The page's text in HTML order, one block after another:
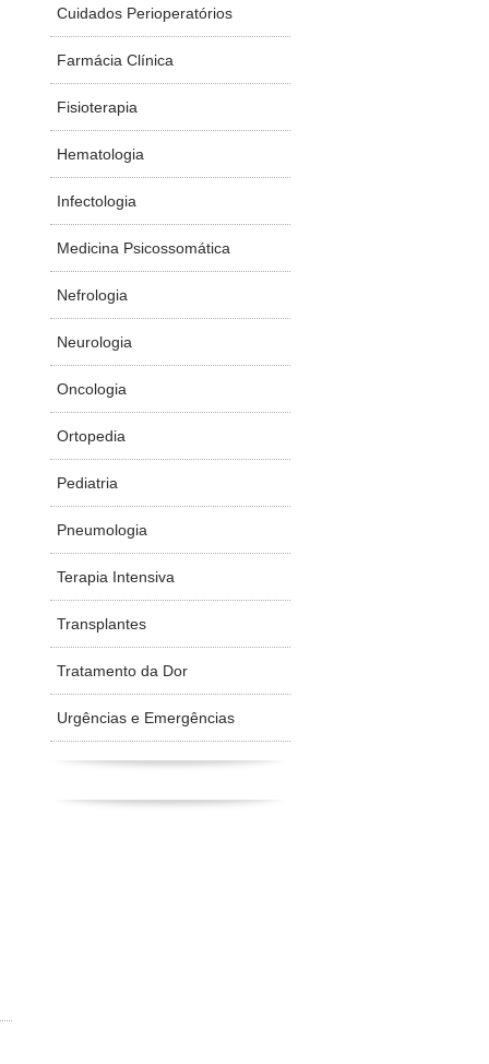
Cuidados Perioperatórios
Farmácia Clínica
Fisioterapia
Hematologia
Infectologia
Medicina Psicossomática
Nefrologia
Neurologia
Oncologia
Ortopedia
Pediatria
Pneumologia
Terapia Intensiva
Transplantes
Tratamento da Dor
Urgências e Emergências